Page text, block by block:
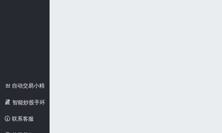
自动交易小精
灵 智能炒股手环
联系客服